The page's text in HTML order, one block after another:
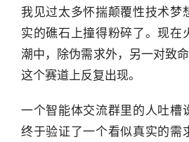
我见过太多怀揣颠覆性技术梦
实的礁石上撞得粉碎了。现在
潮中，除伪需求外，另一对致
这个赛道上反复出现。
一个智能体交流群里的人吐槽
终于验证了一个看似真实的需